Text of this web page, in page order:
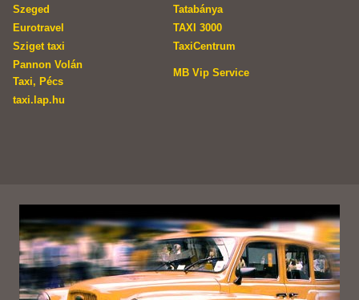
Szeged
Tatabánya
Eurotravel
TAXI 3000
Sziget taxi
TaxiCentrum
Pannon Volán
Taxi, Pécs
MB Vip Service
taxi.lap.hu